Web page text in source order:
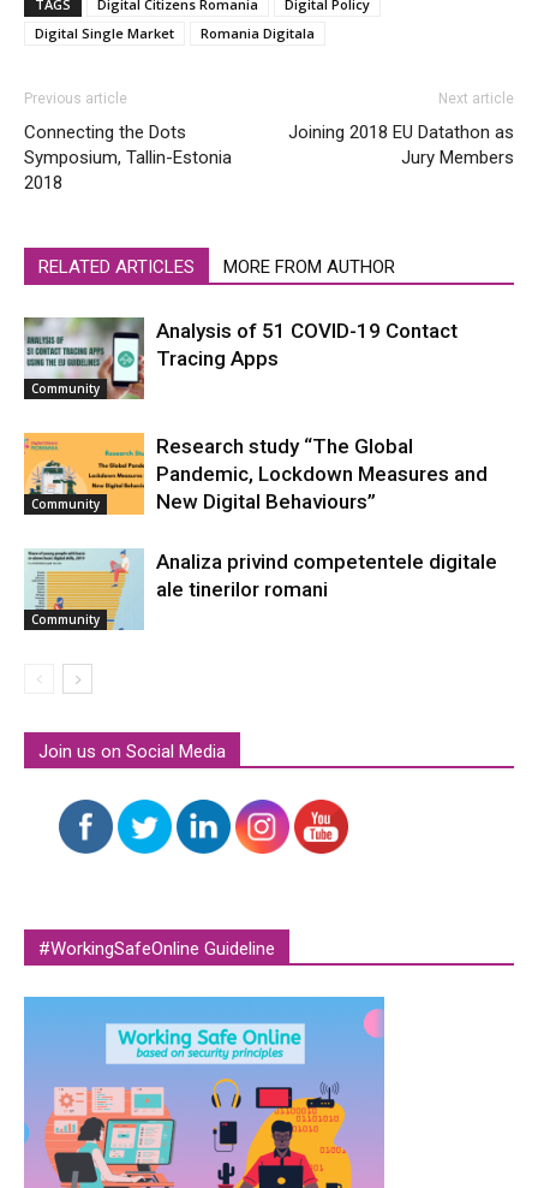
TAGS Digital Citizens Romania
Digital Policy
Digital Single Market
Romania Digitala
Previous article
Connecting the Dots
Symposium, Tallin-Estonia
2018
Next article
Joining 2018 EU Datathon as
Jury Members
RELATED ARTICLES MORE FROM AUTHOR
Community
Analysis of 51 COVID-19 Contact
Tracing Apps
Community
Research study “The Global
Pandemic, Lockdown Measures and
New Digital Behaviours”
Community
Analiza privind competentele digitale
ale tinerilor romani
Join us on Social Media
#WorkingSafeOnline Guideline